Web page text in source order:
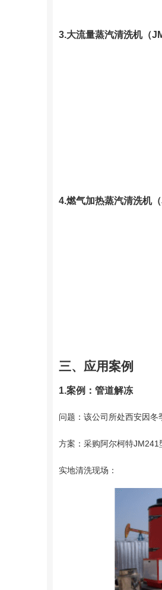
3.大流量蒸汽清洗机（
4.燃气加热蒸汽清洗机（
三、应用案例
1.案例：管道解冻
问题：该公司所处西安因冬
方案：采购阿尔柯特JM241
实地清洗现场：